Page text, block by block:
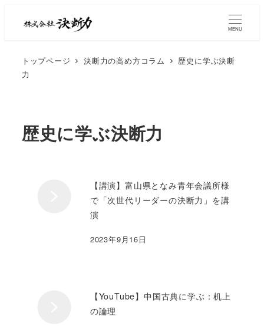
MENU
トップページ 決断力の高め方コラム
歴史に学ぶ決断
力
歴史に学ぶ決断力
【講演】富山県となみ青年会議所様
で「次世代リーダーの決断力」を講
演
2023年9月16日
【YouTube】中国古典に学ぶ：机上
の論理